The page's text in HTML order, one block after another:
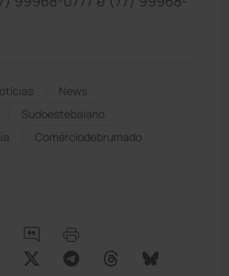
News
Sudoestebaiano
Comérciodebrumado